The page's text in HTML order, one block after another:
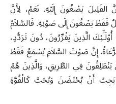
يَصْغُونَ إِلَيْهِ. نَعَمْ، لِأَنَّ
فَقَطْ يَصْغُونَ إِلَى صَوْتِهِ. فَالسَّلاَمُ
الَّذِينَ يَقْرِّرُونَ، دُونَ تَرَدُّدٍ،
إِنَّ صَوْتَ السَّلاَمِ يُسْمَعُ فَقَطْ
يَنْطَلِقُونَ فِي الطَّرِيقِ، وَالَّذِينَ هُمْ
يَجِبُ أَنْ يُحْتَضَنَ وَيُحَبَّ كَالْقُوَّةِ